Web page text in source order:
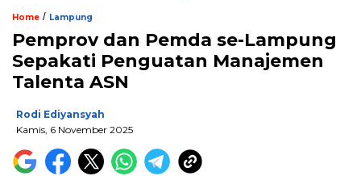
Home / Lampung
Pemprov dan Pemda se-Lampung
Sepakati Penguatan Manajemen
Talenta ASN
Rodi Ediyansyah
Kamis, 6 November 2025